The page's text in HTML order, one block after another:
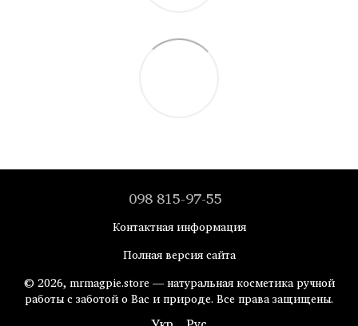
098 815-97-55
Контактная информация
Полная версия сайта
© 2026, mrmagpie.store — натуральная косметика ручной
работы с заботой о Вас и природе. Все права защищены.